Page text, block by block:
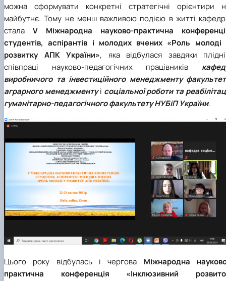
можна сформувати конкретні стратегічні орієнтири
майбутнє. Тому не менш важливою подією в житті
стала V Міжнародна науково-практична
студентів, аспірантів і молодих вчених «Роль молоді
розвитку АПК України», яка відбулася завдяки
співпраці науково-педагогічних працівників
виробничого та інвестиційного менеджменту
аграрного менеджментуі соціальної роботи та
гуманітарно-педагогічного факультету НУБіП України.
Цього року відбулась і чергова Міжнародна
практична конференція «Інклюзивний